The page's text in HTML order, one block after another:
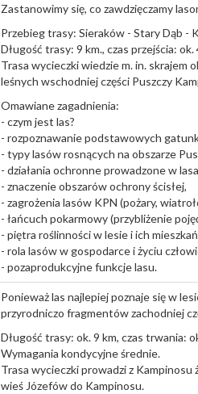
Zastanowimy się, co zawdzięczamy
Przebieg trasy: Sieraków - Stary Dąb -
Długość trasy: 9 km., czas przejścia:
Trasa wycieczki wiedzie m. in. skrajem
leśnych wschodniej części Puszczy
Omawiane zagadnienia:
- czym jest las?
- rozpoznawanie podstawowych
- typy lasów rosnących na obszarze
- działania ochronne prowadzone w
- znaczenie obszarów ochrony ścisłej,
- zagrożenia lasów KPN (pożary,
- łańcuch pokarmowy (przybliżenie
- piętra roślinności w lesie i ich
- rola lasów w gospodarce i życiu
- pozaprodukcyjne funkcje lasu.
Ponieważ las najlepiej poznaje się w
przyrodniczo fragmentów zachodniej
Długość trasy: ok. 9 km, czas trwania:
Wymagania kondycyjne średnie.
Trasa wycieczki prowadzi z Kampinosu
wieś Józefów do Kampinosu.